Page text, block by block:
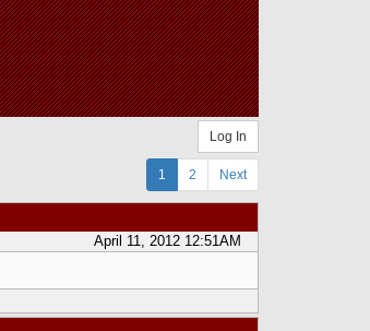
Log In
1 2 Next
April 11, 2012 12:51AM